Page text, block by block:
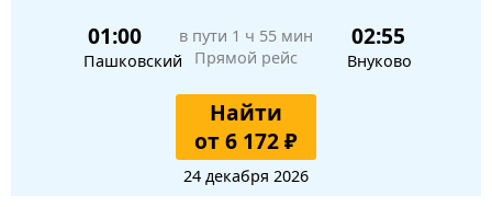
01:00
Пашковский
в пути 1 ч 55 мин
Прямой рейс
02:55
Внуково
Найти
от 6 172 ₽
24 декабря 2026